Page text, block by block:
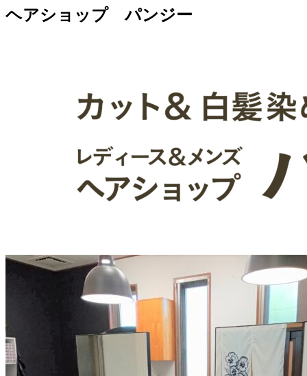
ヘアショップ パンジー